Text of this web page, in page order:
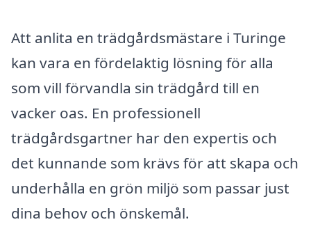
Att anlita en trädgårdsmästare i Turinge
kan vara en fördelaktig lösning för alla
som vill förvandla sin trädgård till en
vacker oas. En professionell
trädgårdsgartner har den expertis och
det kunnande som krävs för att skapa och
underhålla en grön miljö som passar just
dina behov och önskemål.